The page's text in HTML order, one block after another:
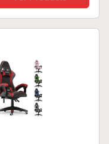
Escritorio.